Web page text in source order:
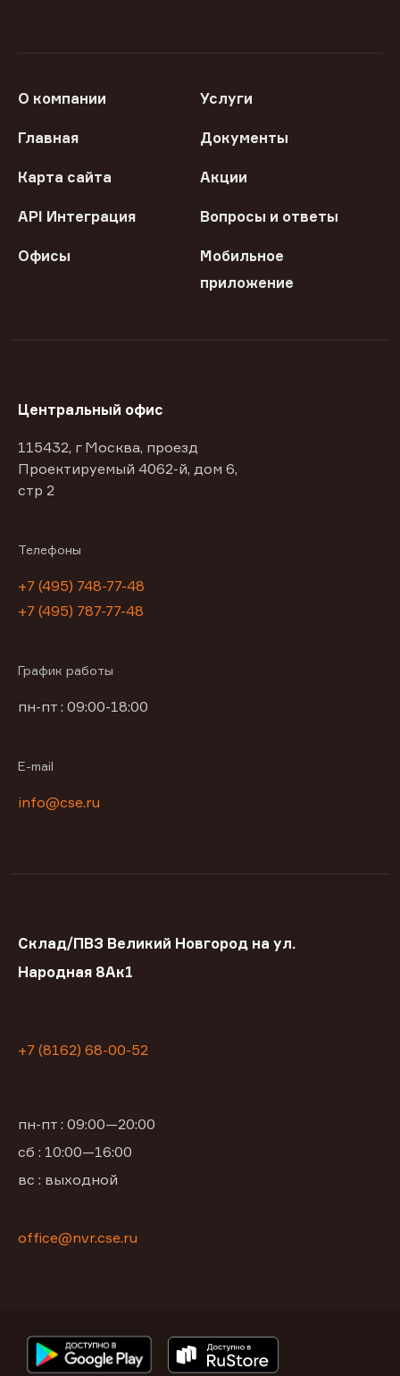
О компании Услуги
Главная Документы
Карта сайта Акции
API Интеграция Вопросы и ответы
Офисы
Мобильное
приложение
Центральный офис
115432, г Москва, проезд
Проектируемый 4062-й, дом 6,
стр 2
Телефоны
+7 (495) 748-77-48
+7 (495) 787-77-48
График работы
пн-пт : 09:00-18:00
E-mail
info@cse.ru
Склад/ПВЗ Великий Новгород на ул.
Народная 8Ак1
+7 (8162) 68-00-52
пн-пт : 09:00—20:00
сб : 10:00—16:00
вс : выходной
office@nvr.cse.ru